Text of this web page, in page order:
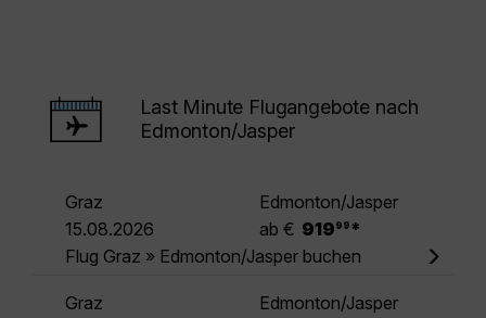
Last Minute Flugangebote nach
Edmonton/Jasper
Graz
Edmonton/Jasper
15.08.2026
ab € 919 99 *
Flug Graz » Edmonton/Jasper buchen
Graz
Edmonton/Jasper